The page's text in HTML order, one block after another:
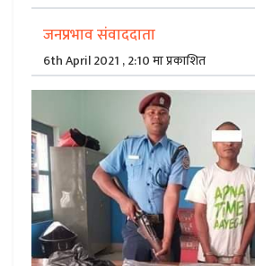
जनप्रभाव संवाददाता
6th April 2021 , 2:10 मा प्रकाशित